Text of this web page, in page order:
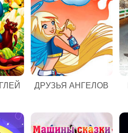
ДРУЗЬЯ АНГЕЛОВ